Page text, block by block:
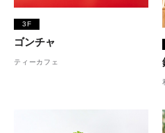
3F
ゴンチャ
ティーカフェ